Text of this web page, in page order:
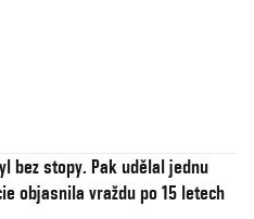
bez stopy. Pak udělal jednu
objasnila vraždu po 15 letech